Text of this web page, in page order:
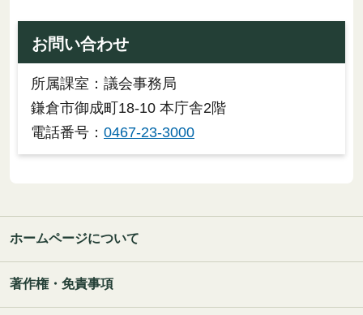
お問い合わせ
所属課室：議会事務局
鎌倉市御成町18-10 本庁舎2階
電話番号： 0467-23-3000
ホームページについて
著作権・免責事項